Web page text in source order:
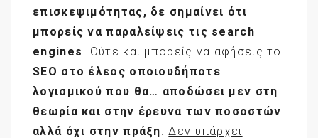
επισκεψιμότητας, δε σημαίνει ότι
μπορείς να παραλείψεις τις search
engines
. Ούτε και μπορείς να αφήσεις το
SEO στο έλεος οποιουδήποτε
λογισμικού που θα… αποδώσει μεν στη
θεωρία και στην έρευνα των ποσοστών
αλλά όχι στην πράξη
Δεν υπάρχει